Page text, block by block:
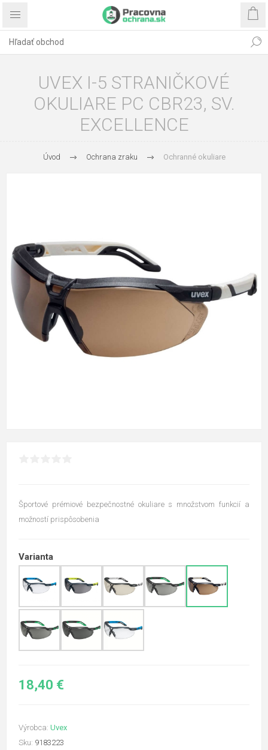
UVEX I-5 STRANIČKOVÉ
OKULIARE PC CBR23, SV.
EXCELLENCE
Úvod Ochrana zraku Ochranné okuliare
Športové prémiové bezpečnostné okuliare s množstvom funkcií a
možností prispôsobenia
Varianta
18,40 €
Výrobca: Uvex
Sku: 9183223